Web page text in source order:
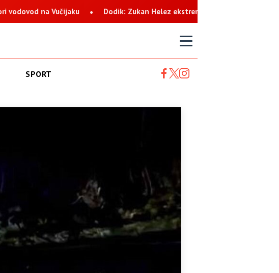
Dodik: Zukan Helez ekstremista koji svaku priliku koristi za netrpeljivost
SPORT